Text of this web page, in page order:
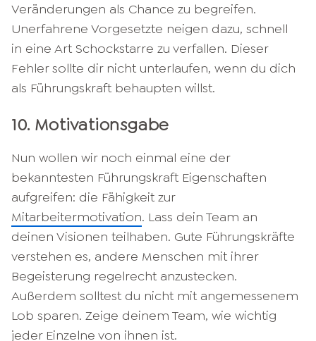
Veränderungen als Chance zu begreifen.
Unerfahrene Vorgesetzte neigen dazu, schnell
in eine Art Schockstarre zu verfallen. Dieser
Fehler sollte dir nicht unterlaufen, wenn du dich
als Führungskraft behaupten willst.
10. Motivationsgabe
Nun wollen wir noch einmal eine der
bekanntesten Führungskraft Eigenschaften
aufgreifen: die Fähigkeit zur
Mitarbeitermotivation. Lass dein Team an
deinen Visionen teilhaben. Gute Führungskräfte
verstehen es, andere Menschen mit ihrer
Begeisterung regelrecht anzustecken.
Außerdem solltest du nicht mit angemessenem
Lob sparen. Zeige deinem Team, wie wichtig
jeder Einzelne von ihnen ist.